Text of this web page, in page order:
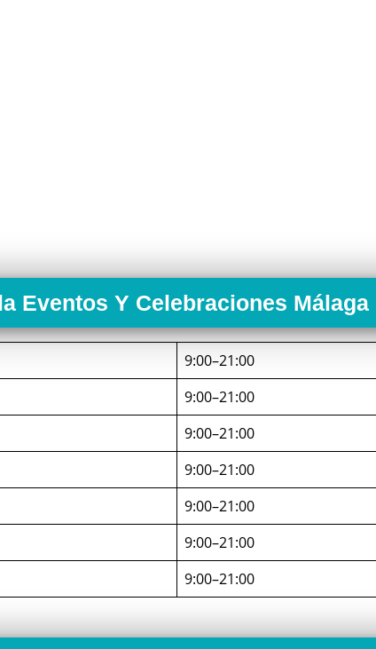
Eventos Y Celebraciones Málaga
9:00–21:00
9:00–21:00
9:00–21:00
9:00–21:00
9:00–21:00
9:00–21:00
9:00–21:00